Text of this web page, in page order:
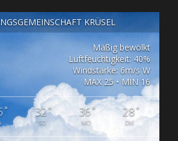
KRÜSEL
Mäßig bewölkt
Luftfeuchtigkeit: 40%
Windstärke: 6m/s W
MAX 25 • MIN 16
° 32°
SO
36°
MO
28°
DIE